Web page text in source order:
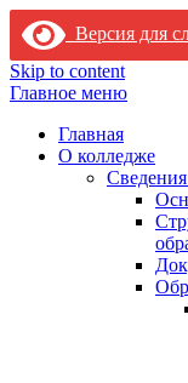
Версия для
Skip to content
Главное меню
Главная
О колледже